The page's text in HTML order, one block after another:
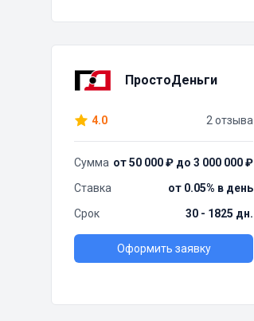
ПростоДеньги
4.0 2 отзыва
Сумма от 50 000 ₽ до 3 000 000 ₽
Ставка
от 0.05% в день
Срок
30 - 1825 дн.
Оформить заявку